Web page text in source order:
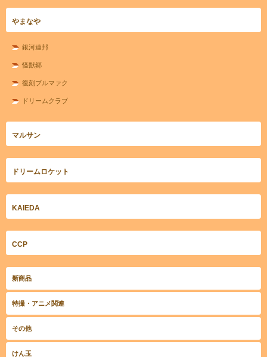
やまなや
銀河連邦
怪獣郷
復刻ブルマァク
ドリームクラブ
マルサン
ドリームロケット
KAIEDA
CCP
新商品
特撮・アニメ関連
その他
けん玉